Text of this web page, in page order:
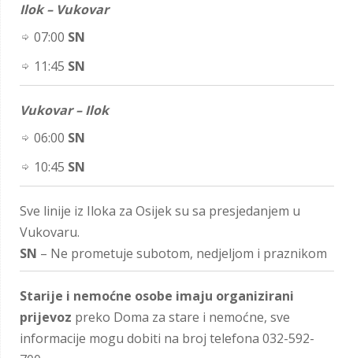
Ilok – Vukovar
07:00 SN
11:45 SN
Vukovar – Ilok
06:00 SN
10:45 SN
Sve linije iz Iloka za Osijek su sa presjedanjem u
Vukovaru.
SN – Ne prometuje subotom, nedjeljom i praznikom
Starije i nemoćne osobe imaju organizirani
prijevoz preko Doma za stare i nemoćne, sve
informacije mogu dobiti na broj telefona 032-592-